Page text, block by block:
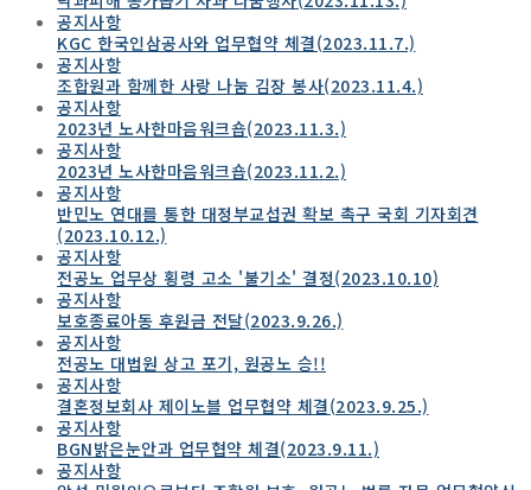
공지사항
KGC 한국인삼공사와 업무협약 체결(2023.11.7.)
공지사항
조합원과 함께한 사랑 나눔 김장 봉사(2023.11.4.)
공지사항
2023년 노사한마음워크숍(2023.11.3.)
공지사항
2023년 노사한마음워크숍(2023.11.2.)
공지사항
반민노 연대를 통한 대정부교섭권 확보 촉구 국회 기자회견
(2023.10.12.)
공지사항
전공노 업무상 횡령 고소 '불기소' 결정(2023.10.10)
공지사항
보호종료아동 후원금 전달(2023.9.26.)
공지사항
전공노 대법원 상고 포기, 원공노 승!!
공지사항
결혼정보회사 제이노블 업무협약 체결(2023.9.25.)
공지사항
BGN밝은눈안과 업무협약 체결(2023.9.11.)
공지사항